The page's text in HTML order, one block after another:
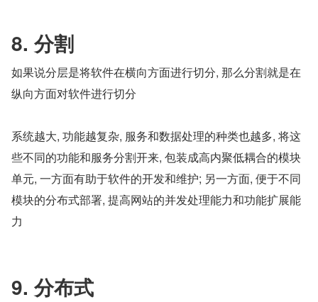
8. 分割
如果说分层是将软件在横向方面进行切分, 那么分割就是在
纵向方面对软件进行切分
系统越大, 功能越复杂, 服务和数据处理的种类也越多, 将这
些不同的功能和服务分割开来, 包装成高内聚低耦合的模块
单元, 一方面有助于软件的开发和维护; 另一方面, 便于不同
模块的分布式部署, 提高网站的并发处理能力和功能扩展能
力
9. 分布式